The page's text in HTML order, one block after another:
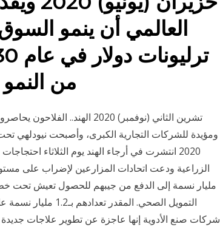
2020 انتشرت في أرجاء الهند يوم الثلاثاء
مليار نسمة إلى الدفع من جيبهم للحصول تعيش تحت
التمويل الصحي.
شركات صنع الأدوية إنها عاجزة عن تطوير علاجات